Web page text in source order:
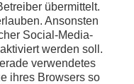
übermittelt.
Ansonsten
Social-Media-
werden soll.
verwendetes
ihres Browsers so